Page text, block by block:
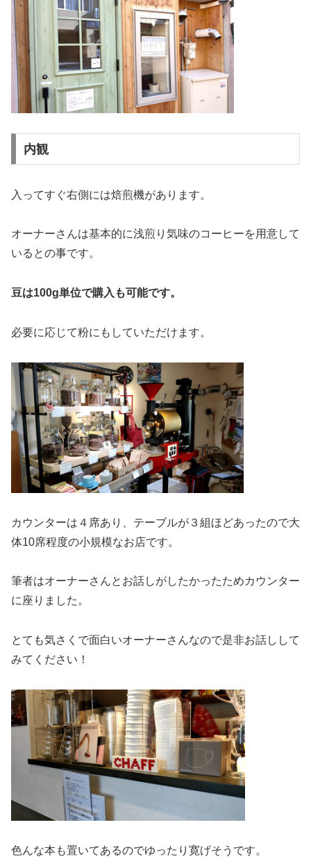
内観
入ってすぐ右側には焙煎機があります。
オーナーさんは基本的に浅煎り気味のコーヒーを用意して
いるとの事です。
豆は100g単位で購入も可能です。
必要に応じて粉にもしていただけます。
カウンターは４席あり、テーブルが３組ほどあったので大
体10席程度の小規模なお店です。
筆者はオーナーさんとお話しがしたかったためカウンター
に座りました。
とても気さくで面白いオーナーさんなので是非お話しして
みてください！
色んな本も置いてあるのでゆったり寛げそうです。